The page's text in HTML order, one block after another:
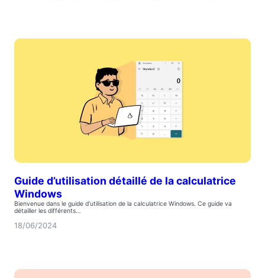
Guide d’utilisation détaillé de la calculatrice
Windows
Bienvenue dans le guide d’utilisation de la calculatrice Windows. Ce guide va
détailler les différents…
18/06/2024